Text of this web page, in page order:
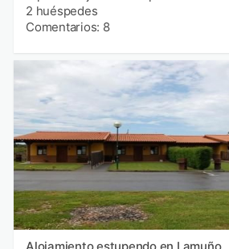
2 huéspedes
Comentarios: 8
Alojamiento estupendo en Lamuño